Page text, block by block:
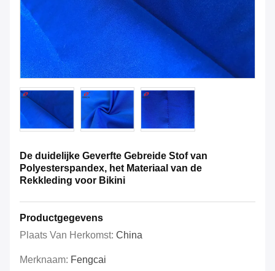
De duidelijke Geverfte Gebreide Stof van
Polyesterspandex, het Materiaal van de
Rekkleding voor Bikini
Productgegevens
Plaats Van Herkomst: China
Merknaam: Fengcai